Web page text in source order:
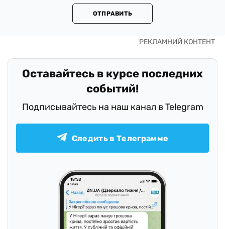
ОТПРАВИТЬ
Оставайтесь в курсе последних
событий!
Подписывайтесь на наш канал в Telegram
Следить в Телеграмме